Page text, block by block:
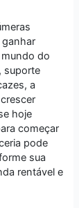
do
suporte
a
hoje
começar
pode
sua
rentável e